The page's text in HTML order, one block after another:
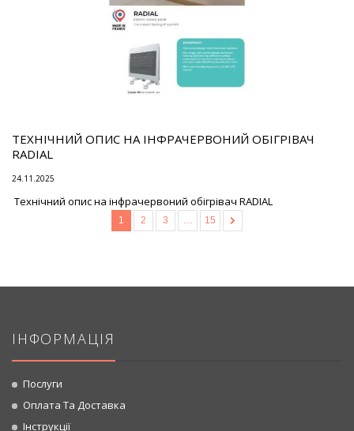
ТЕХНІЧНИЙ ОПИС НА ІНФРАЧЕРВОНИЙ ОБІГРІВАЧ
RADIAL
24.11.2025
Технічний опис на інфрачервоний обігрівач RADIAL
1 2 3 15 »
ІНФОРМАЦІЯ
Послуги
Оплата Та Доставка
Інструкції